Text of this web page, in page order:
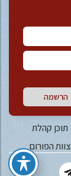
הרשמה
תוכן קהלת
צוות הפורום